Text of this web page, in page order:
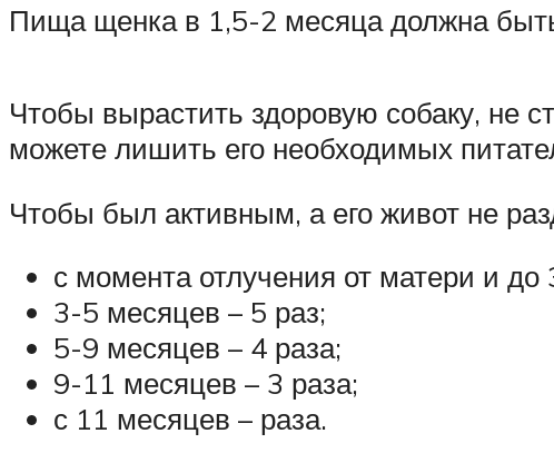
Пища щенка в 1,5-2 месяца должна быть
Чтобы вырастить здоровую собаку, не
можете лишить его необходимых
Чтобы был активным, а его живот не
с момента отлучения от матери и до
3-5 месяцев – 5 раз;
5-9 месяцев – 4 раза;
9-11 месяцев – 3 раза;
с 11 месяцев – раза.